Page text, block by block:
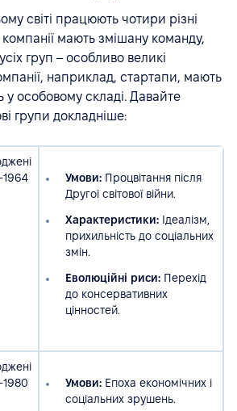
світі працюють чотири різні
компанії мають змішану команду,
груп – особливо великі
наприклад, стартапи, мають
особовому складі. Давайте
групи докладніше:
1964
Умови: Процвітання після
Другої світової війни.
Характеристики: Ідеалізм,
прихильність до соціальних
змін.
Еволюційні риси: Перехід
до консервативних
цінностей.
Умови: Епоха економічних і
соціальних зрушень.